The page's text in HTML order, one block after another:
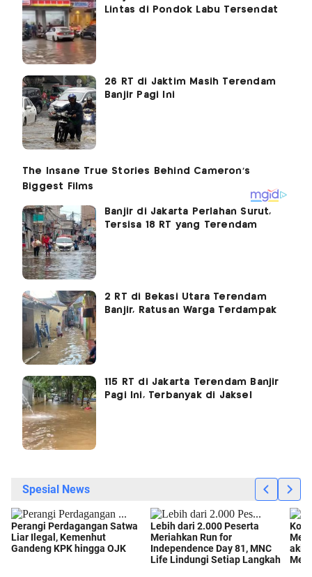
Lintas di Pondok Labu Tersendat
26 RT di Jaktim Masih Terendam
Banjir Pagi Ini
Banjir di Jakarta Perlahan Surut,
Tersisa 18 RT yang Terendam
2 RT di Bekasi Utara Terendam
Banjir, Ratusan Warga Terdampak
115 RT di Jakarta Terendam Banjir
Pagi Ini, Terbanyak di Jaksel